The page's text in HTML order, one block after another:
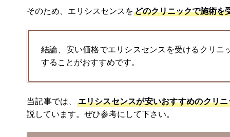
そのため、エリシスセンスをどのクリニックで施術を
結論、安い価格でエリシスセンスを受けるクリニ
することがおすすめです。
当記事では、
エリシスセンスが安いおすすめのクリ
説しています。ぜひ参考にして下さい。